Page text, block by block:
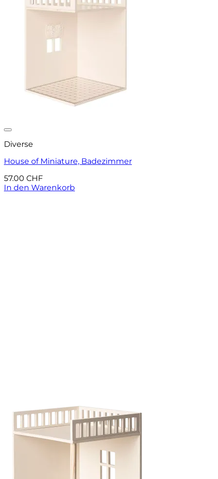
Diverse
House of Miniature, Badezimmer
57.00 CHF
In den Warenkorb